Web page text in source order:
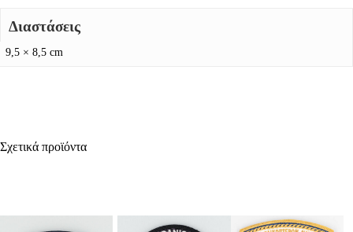
Διαστάσεις
9,5 × 8,5 cm
Σχετικά προϊόντα